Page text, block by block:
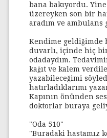
bana bakıyordu.
üzereyken son bir
aradım ve
Kendime geldiğimde
duvarlı, içinde hiç
odadaydım.
kağıt ve kalem
yazabileceğimi
hatırladıklarımı
Kapının önünden
doktorlar buraya
"Oda 510"
"Buradaki hastamız